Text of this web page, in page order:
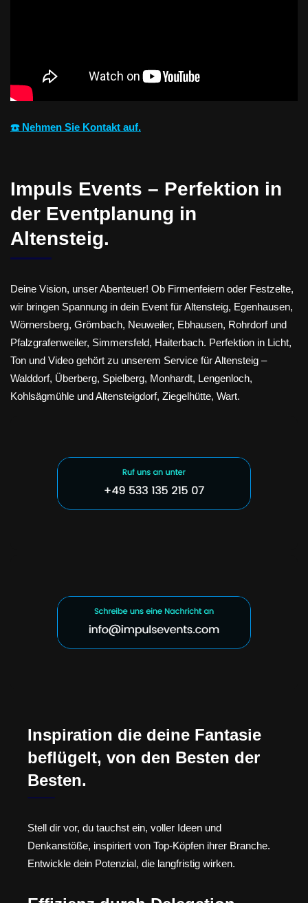
☎️ Nehmen Sie Kontakt auf.
Impuls Events – Perfektion in
der Eventplanung in
Altensteig.
Deine Vision, unser Abenteuer! Ob Firmenfeiern oder Festzelte,
wir bringen Spannung in dein Event für Altensteig, Egenhausen,
Wörnersberg, Grömbach, Neuweiler, Ebhausen, Rohrdorf und
Pfalzgrafenweiler, Simmersfeld, Haiterbach. Perfektion in Licht,
Ton und Video gehört zu unserem Service für Altensteig –
Walddorf, Überberg, Spielberg, Monhardt, Lengenloch,
Kohlsägmühle und Altensteigdorf, Ziegelhütte, Wart.
Inspiration die deine Fantasie
beflügelt, von den Besten der
Besten.
Stell dir vor, du tauchst ein, voller Ideen und
Denkanstöße, inspiriert von Top-Köpfen ihrer Branche.
Entwickle dein Potenzial, die langfristig wirken.